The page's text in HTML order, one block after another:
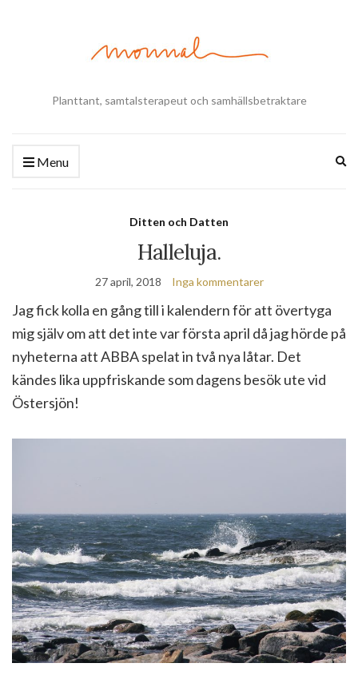
Planttant, samtalsterapeut och samhällsbetraktare
Menu
Ditten och Datten
Halleluja.
27 april, 2018 Inga kommentarer
Jag fick kolla en gång till i kalendern för att övertyga
mig själv om att det inte var första april då jag hörde på
nyheterna att ABBA spelat in två nya låtar. Det
kändes lika uppfriskande som dagens besök ute vid
Östersjön!